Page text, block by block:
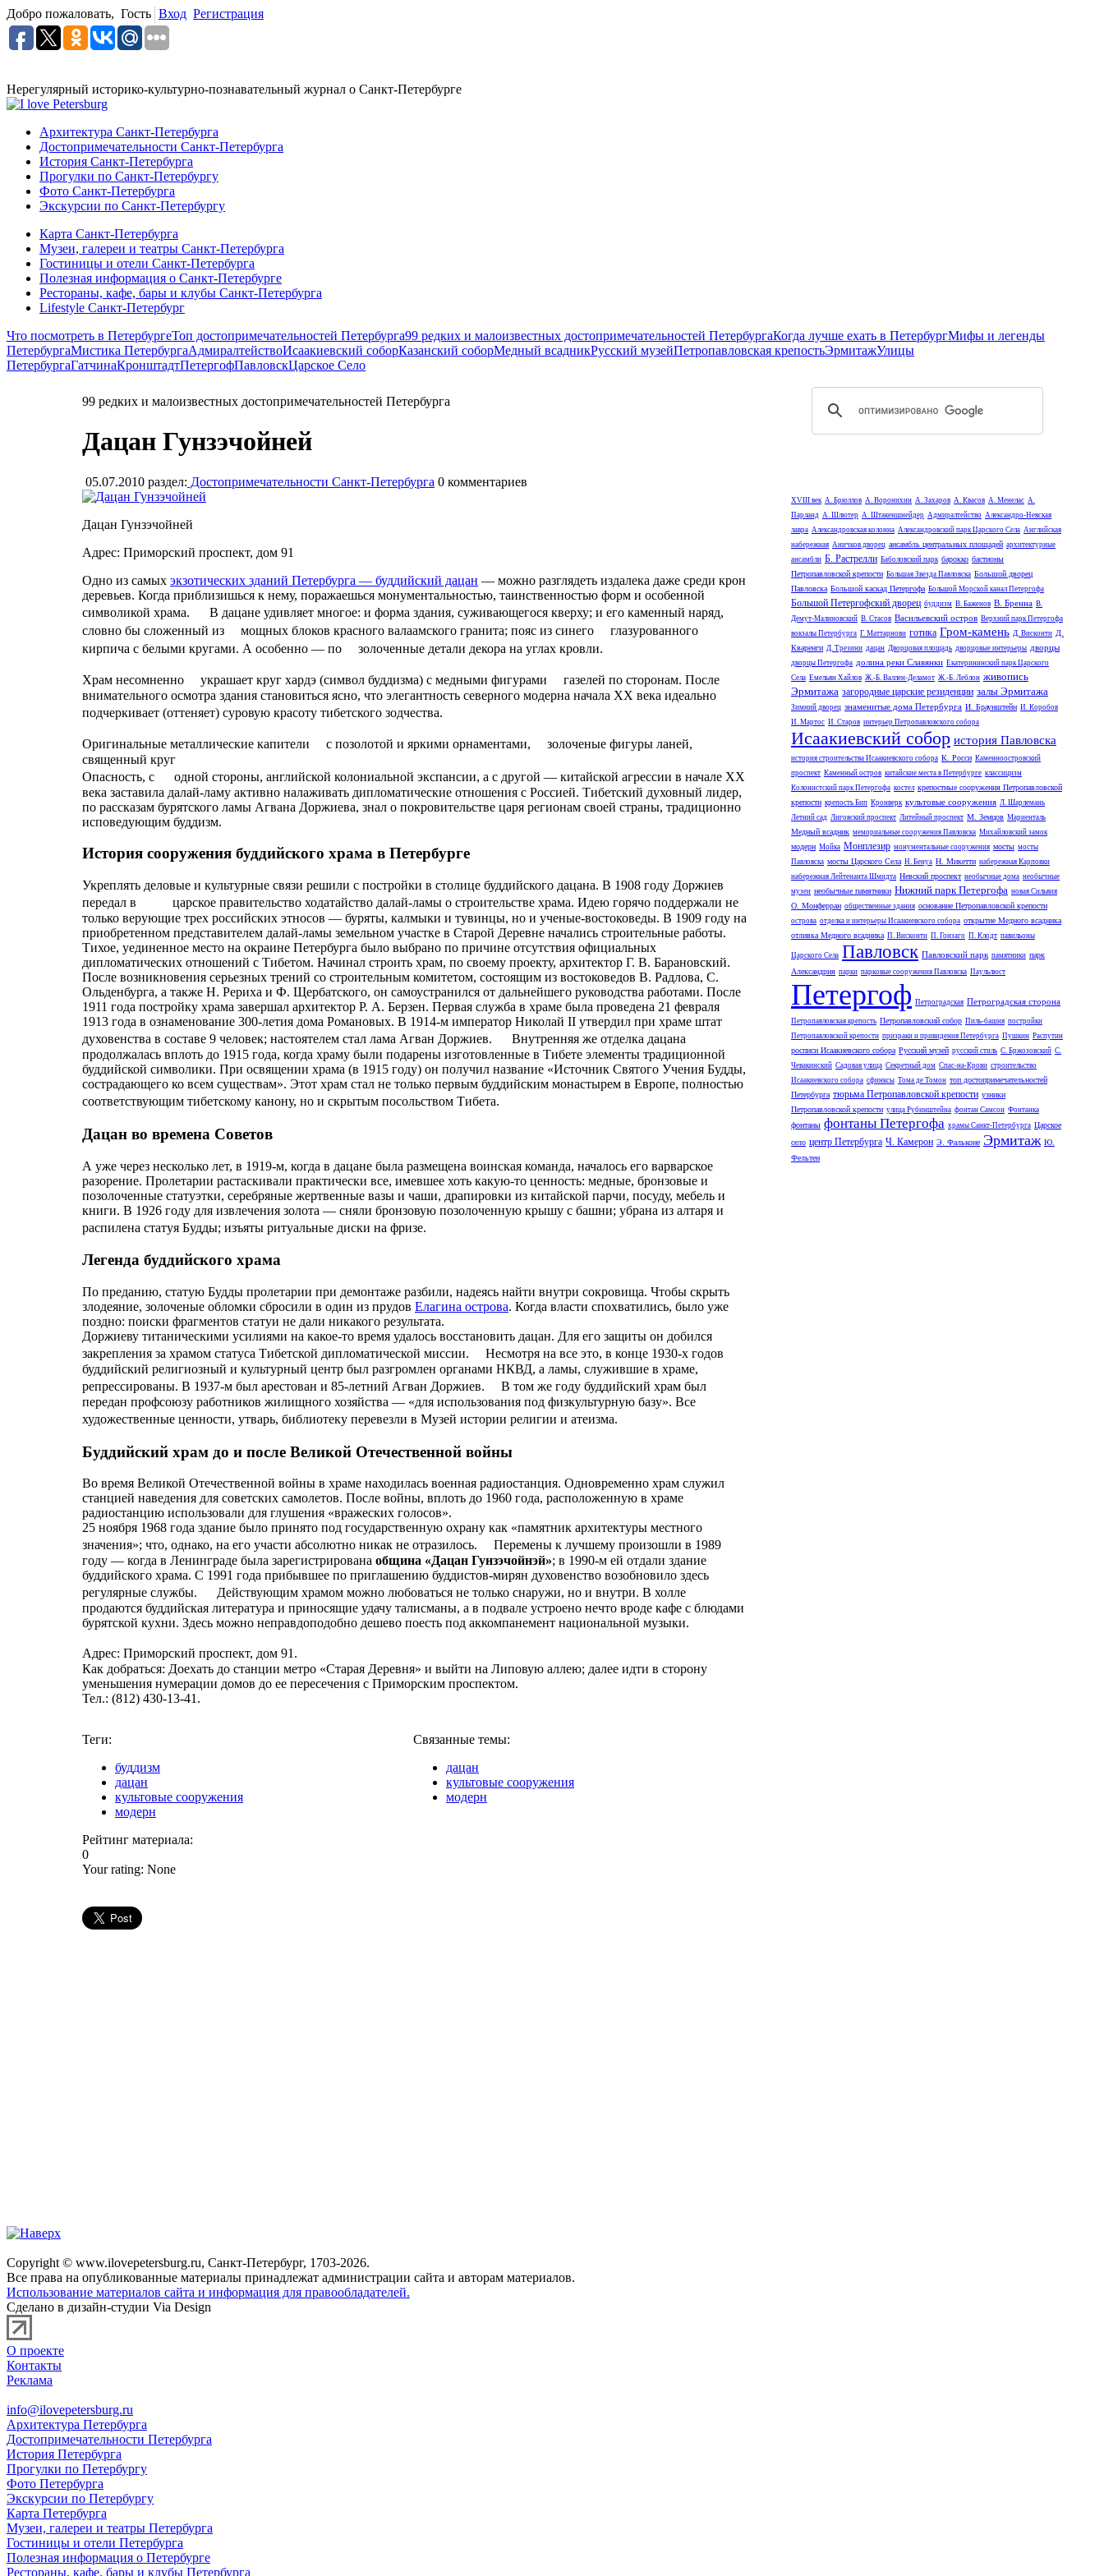
Добро пожаловать, Гость Вход Регистрация
Нерегулярный историко-культурно-познавательный журнал о Санкт-Петербурге
Архитектура Санкт-Петербурга
Достопримечательности Санкт-Петербурга
История Санкт-Петербурга
Прогулки по Санкт-Петербургу
Фото Санкт-Петербурга
Экскурсии по Санкт-Петербургу
Карта Санкт-Петербурга
Музеи, галереи и театры Санкт-Петербурга
Гостиницы и отели Санкт-Петербурга
Полезная информация о Санкт-Петербурге
Рестораны, кафе, бары и клубы Санкт-Петербурга
Lifestyle Санкт-Петербург
Что посмотреть в ПетербургеТоп достопримечательностей Петербурга99 редких и малоизвестных достопримечательностей ПетербургаКогда лучше ехать в ПетербургМифы и легенды
ПетербургаМистика ПетербургаАдмиралтействоИсаакиевский соборКазанский соборМедный всадникРусский музейПетропавловская крепостьЭрмитажУлицы
ПетербургаГатчинаКронштадтПетергофПавловскЦарское Село
99 редких и малоизвестных достопримечательностей Петербурга
Дацан Гунзэчойней
05.07.2010 раздел: Достопримечательности Санкт-Петербурга 0 комментариев
Дацан Гунзэчойней
Адрес: Приморский проспект, дом 91
Одно из самых экзотических зданий Петербурга — буддийский дацан — можно разглядеть издалека даже среди крон
деревьев. Когда приблизишься к нему, поражаешься монументальностью, таинственностью форм и особенной
символикой храма. В дацане удивляет многое: и форма здания, суживающегося кверху; и его каменный наряд,
словно бы сложенный из мощных блоков красного валаамского гранита; пояс из синего глазурованного
кирпича с белыми кругами. А особенно — по золоченные детали декора на углах кровли.
Храм несомненно украшает круг хардэ (символ буддизма) с медными фигурами газелей по сторонам. После
внимательного осмотра здания становиться ясно, что элегантность северного модерна начала XX века идеально
подчеркивает (оттеняет) суровую красоту тибетского зодчества.
Оригинальные металлические капители с позолотой и яркими орнаментами, золоченые фигуры ланей,
священный круг
Опасность, с одной стороны, английской колониальной экспансии, а с другой — китайской агрессии в начале XX
века заставила далай-ламу активно налаживать дипломатические отношения с Россией. Тибетский духовный лидер,
по рассказам бурятского ламы Агвана Доржиева, знал о покровительстве царя регионам своей страны, традиционно
исповедующим буддизм.
История сооружения буддийского храма в Петербурге
Укреплять деловые и культурные связи решили с постройки в столице буддийского дацана. В 1908 году Доржиев
передал в царское правительство ходатайство далай-ламы о строительстве храма. Идею горячо поддержали не
только верующие трех российских этносов — буряты, калмыки и тувинцы, но и ученые-востоковеды. В 1909 году на
приобретенном представителем далай-ламы земельном участке в Старой Деревне начались строительные работы.
Тихое, уединенное место на окраине Петербурга было выбрано по причине отсутствия официальных
дипломатических отношений с Тибетом. Начинал строить храм, по своему проекту, архитектор Г. В. Барановский.
После возникновения серьезных трений со строительным комитетом, состоящим из востоковедов В. Радлова, С.
Ольденбурга, а также Н. Рериха и Ф. Щербатского, он самоустранился от дальнейшего руководства работами. После
1911 года постройку храма завершал архитектор Р. А. Берзен. Первая служба в храме была проведена 21 февраля
1913 года в ознаменование 300-летия дома Романовых. В 1914-м император Николай II утвердил при храме штат
духовенства в составе 9 человек; настоятелем стал лама Агван Доржиев. Внутренняя же отделка дацана
продолжалась вплоть до 1915 года, когда храму были подарены изготовленные в Тибете элементы традиционной
буддийской символики. При освящении храма (в 1915 году) он получил название «Источник Святого Учения Будды,
сострадающего ко всем существам». Этот храм стал не только первым буддийским монастырем в Европе, полностью
соответствующим тибетскому канону, но и скрытым посольством Тибета.
Дацан во времена Советов
А уже через несколько лет, в 1919-м, когда в дацане была размещена воинская команда, началось его варварское
разорение. Пролетарии растаскивали практически все, имевшее хоть какую-то ценность: медные, бронзовые и
позолоченные статуэтки, серебряные жертвенные вазы и чаши, драпировки из китайской парчи, посуду, мебель и
книги. В 1926 году для извлечения золота — сняли бронзовую позолоченную крышу с башни; убрана из алтаря и
распилена статуя Будды; изъяты ритуальные диски на фризе.
Легенда буддийского храма
По преданию, статую Будды пролетарии при демонтаже разбили, надеясь найти внутри сокровища. Чтобы скрыть
злодеяние, золоченые обломки сбросили в один из прудов Елагина острова. Когда власти спохватились, было уже
поздно: поиски фрагментов статуи не дали никакого результата.
Доржиеву титаническими усилиями на какое-то время удалось восстановить дацан. Для его защиты он добился
закрепления за храмом статуса Тибетской дипломатической миссии. Несмотря на все это, в конце 1930-х годов
буддийский религиозный и культурный центр был разгромлен органами НКВД, а ламы, служившие в храме,
репрессированы. В 1937-м был арестован и 85-летний Агван Доржиев. В том же году буддийский храм был
передан профсоюзу работников жилищного хозяйства — «для использования под физкультурную базу». Все
художественные ценности, утварь, библиотеку перевезли в Музей истории религии и атеизма.
Буддийский храм до и после Великой Отечественной войны
Во время Великой Отечественной войны в храме находилась военная радиостанция. Одновременно храм служил
станцией наведения для советских самолетов. После войны, вплоть до 1960 года, расположенную в храме
радиостанцию использовали для глушения «вражеских голосов».
25 ноября 1968 года здание было принято под государственную охрану как «памятник архитектуры местного
значения»; что, однако, на его участи абсолютно никак не отразилось. Перемены к лучшему произошли в 1989
году — когда в Ленинграде была зарегистрирована община «Дацан Гунзэчойнэй»; в 1990-м ей отдали здание
буддийского храма. С 1991 года прибывшее по приглашению буддистов-мирян духовенство возобновило здесь
регулярные службы. Действующим храмом можно любоваться не только снаружи, но и внутри. В холле
продаются буддийская литература и приносящие удачу талисманы, а в подвале устроено нечто вроде кафе с блюдами
бурятской кухни. Здесь можно неправдоподобно дешево поесть под аккомпанемент национальной музыки.
Адрес: Приморский проспект, дом 91.
Как добраться: Доехать до станции метро «Старая Деревня» и выйти на Липовую аллею; далее идти в сторону
уменьшения нумерации домов до ее пересечения с Приморским проспектом.
Тел.: (812) 430-13-41.
Теги:
буддизм
дацан
культовые сооружения
модерн
Связанные темы:
дацан
культовые сооружения
модерн
Рейтинг материала:
0
Your rating: None
XVIII век А. Брюллов А. Воронихин А. Захаров А. Квасов А. Менелас А.
Парланд А. Шлютер А. Штакеншнейдер Адмиралтейство Александро-Невская
лавра Александровская колонна Александровский парк Царского Села Английская
набережная Аничков дворец ансамбль центральных площадей архитектурные
ансамбли Б. Растрелли Баболовский парк барокко бастионы
Петропавловской крепости Большая Звезда Павловска Большой дворец
Павловска Большой каскад Петергофа Большой Морской канал Петергофа
Большой Петергофский дворец буддизм В. Баженов В. Бренна В.
Демут-Малиновский В. Стасов Васильевский остров Верхний парк Петергофа
вокзалы Петербурга Г. Маттарнови готика Гром-камень Д. Висконти Д.
Кваренги Д. Трезини дацан Дворцовая площадь дворцовые интерьеры дворцы
дворцы Петергофа долина реки Славянки Екатерининский парк Царского
Села Емельян Хайлов Ж.-Б. Валлен-Деламот Ж.-Б. Леблон живопись
Эрмитажа загородные царские резиденции залы Эрмитажа
Зимний дворец знаменитые дома Петербурга И. Браунштейн И. Коробов
И. Мартос И. Старов интерьер Петропавловского собора
Исаакиевский собор история Павловска
история строительства Исаакиевского собора К. Росси Каменноостровский
проспект Каменный остров китайские места в Петербурге классицизм
Колонистский парк Петергофа костел крепостные сооружения Петропавловской
крепости крепость Бип Кронверк культовые сооружения Л. Шарлемань
Летний сад Лиговский проспект Литейный проспект М. Земцов Мариенталь
Медный всадник мемориальные сооружения Павловска Михайловский замок
модерн Мойка Монплезир монументальные сооружения мосты мосты
Павловска мосты Царского Села Н. Бенуа Н. Микетти набережная Карповки
набережная Лейтенанта Шмидта Невский проспект необычные дома необычные
музеи необычные памятники Нижний парк Петергофа новая Сильвия
О. Монферран общественные здания основание Петропавловской крепости
острова отделка и интерьеры Исаакиевского собора открытие Медного всадника
отливка Медного всадника П. Висконти П. Гонзаго П. Клодт павильоны
Царского Села Павловск Павловский парк памятники парк
Александрия парки парковые сооружения Павловска Паульлюст
Петергоф Петроградская Петроградская сторона
Петропавловская крепость Петропавловский собор Пиль-башня постройки
Петропавловской крепости призраки и привидения Петербурга Пушкин Распутин
росписи Исаакиевского собора Русский музей русский стиль С. Бржозовский С.
Чевакинский Садовая улица Секретный дом Спас-на-Крови строительство
Исаакиевского собора сфинксы Тома де Томон топ достопримечательностей
Петербурга тюрьма Петропавловской крепости узники
Петропавловской крепости улица Рубинштейна фонтан Самсон Фонтанка
фонтаны фонтаны Петергофа храмы Санкт-Петербурга Царское
село центр Петербурга Ч. Камерон Э. Фальконе Эрмитаж Ю.
Фельтен
Copyright © www.ilovepetersburg.ru, Санкт-Петербург, 1703-2026.
Все права на опубликованные материалы принадлежат администрации сайта и авторам материалов.
Использование материалов сайта и информация для правообладателей.
Сделано в дизайн-студии Via Design
О проекте
Контакты
Реклама
info@ilovepetersburg.ru
Архитектура Петербурга
Достопримечательности Петербурга
История Петербурга
Прогулки по Петербургу
Фото Петербурга
Экскурсии по Петербургу
Карта Петербурга
Музеи, галереи и театры Петербурга
Гостиницы и отели Петербурга
Полезная информация о Петербурге
Рестораны, кафе, бары и клубы Петербурга